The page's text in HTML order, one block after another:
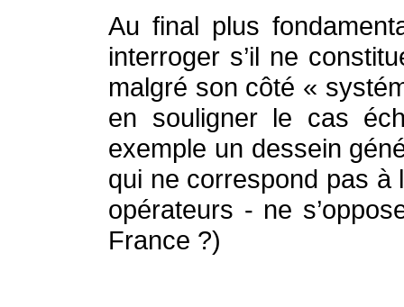
Au final plus
interroger s’il ne
malgré son côté «
en souligner le cas
exemple un dessein
qui ne correspond pas à
opérateurs - ne
France ?)